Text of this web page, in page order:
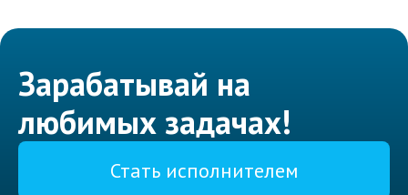
Зарабатывай на
любимых задачах!
Стать исполнителем